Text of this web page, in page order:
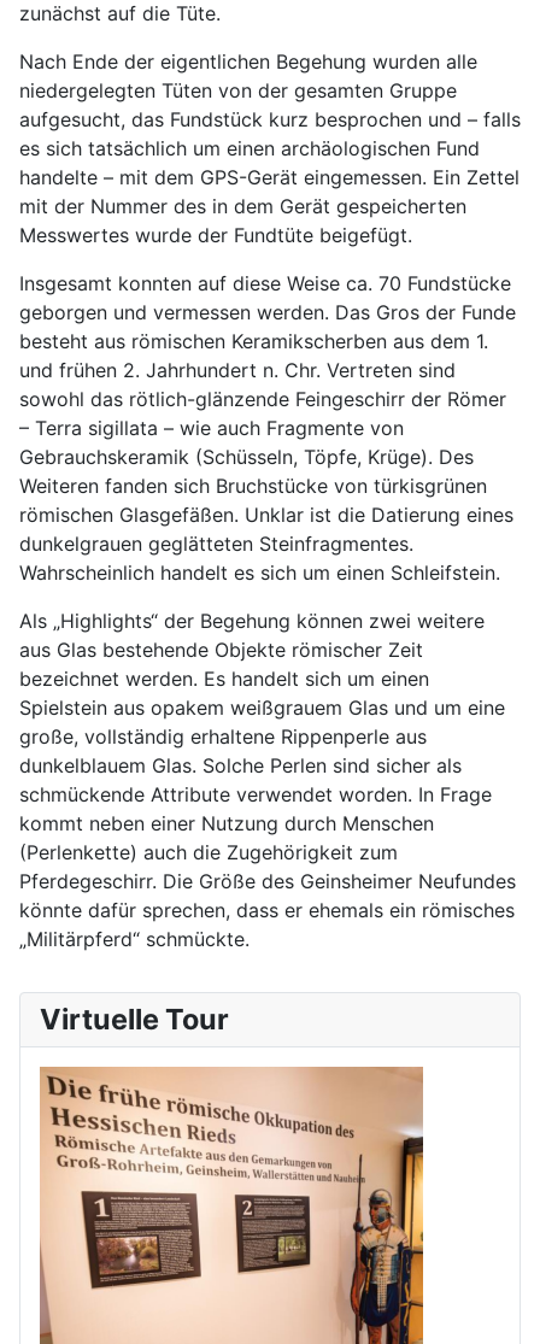
zunächst auf die Tüte.
Nach Ende der eigentlichen Begehung wurden alle
niedergelegten Tüten von der gesamten Gruppe
aufgesucht, das Fundstück kurz besprochen und – falls
es sich tatsächlich um einen archäologischen Fund
handelte – mit dem GPS-Gerät eingemessen. Ein Zettel
mit der Nummer des in dem Gerät gespeicherten
Messwertes wurde der Fundtüte beigefügt.
Insgesamt konnten auf diese Weise ca. 70 Fundstücke
geborgen und vermessen werden. Das Gros der Funde
besteht aus römischen Keramikscherben aus dem 1.
und frühen 2. Jahrhundert n. Chr. Vertreten sind
sowohl das rötlich-glänzende Feingeschirr der Römer
– Terra sigillata – wie auch Fragmente von
Gebrauchskeramik (Schüsseln, Töpfe, Krüge). Des
Weiteren fanden sich Bruchstücke von türkisgrünen
römischen Glasgefäßen. Unklar ist die Datierung eines
dunkelgrauen geglätteten Steinfragmentes.
Wahrscheinlich handelt es sich um einen Schleifstein.
Als „Highlights“ der Begehung können zwei weitere
aus Glas bestehende Objekte römischer Zeit
bezeichnet werden. Es handelt sich um einen
Spielstein aus opakem weißgrauem Glas und um eine
große, vollständig erhaltene Rippenperle aus
dunkelblauem Glas. Solche Perlen sind sicher als
schmückende Attribute verwendet worden. In Frage
kommt neben einer Nutzung durch Menschen
(Perlenkette) auch die Zugehörigkeit zum
Pferdegeschirr. Die Größe des Geinsheimer Neufundes
könnte dafür sprechen, dass er ehemals ein römisches
„Militärpferd“ schmückte.
Virtuelle Tour